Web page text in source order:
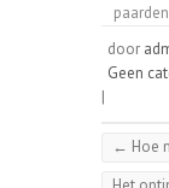
door
Geen
|
← Hoe